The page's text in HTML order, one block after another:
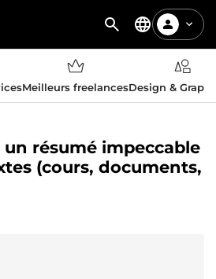
Meilleurs freelancesDesign &
un résumé impeccable
(cours, documents,